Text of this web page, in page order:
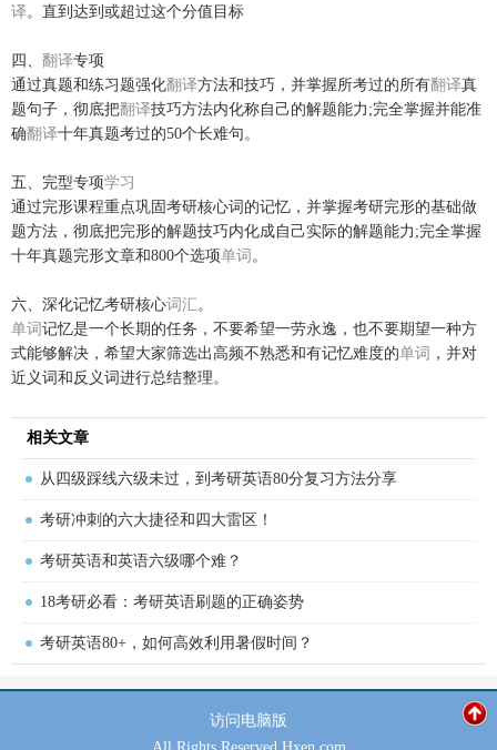
译 。直到达到或超过这个分值目标
四、 翻译专项
通过真题和练习题强化翻译方法和技巧，并掌握所考过的所有翻译真
题句子，彻底把翻译技巧方法内化称自己的解题能力;完全掌握并能准
确翻译十年真题考过的50个长难句。
五、完型专项学习
通过完形课程重点巩固考研核心词的记忆，并掌握考研完形的基础做
题方法，彻底把完形的解题技巧内化成自己实际的解题能力;完全掌握
十年真题完形文章和800个选项单词 。
六、深化记忆考研核心词汇 。
单词记忆是一个长期的任务，不要希望一劳永逸，也不要期望一种方
式能够解决，希望大家筛选出高频不熟悉和有记忆难度的单词 ，并对
近义词和反义词进行总结整理。
相关文章
从四级踩线六级未过，到考研英语80分复习方法分享
考研冲刺的六大捷径和四大雷区！
考研英语和英语六级哪个难？
18考研必看：考研英语刷题的正确姿势
考研英语80+，如何高效利用暑假时间？
访问电脑版